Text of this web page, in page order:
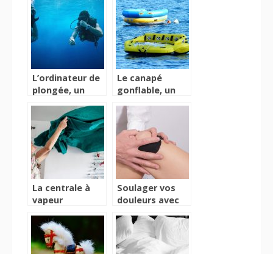
connectée
change notre
vision de la
santé ?
se divertir dans
l’eau
L’ordinateur de
plongée, un
pour avoir
toutes les
informations
lors de votre
plongé
Le canapé
gonflable, un
répondre à
certaines
normes pour
une bonne
utilisation
La centrale à
vapeur
pour un parfait
repassage
Soulager vos
douleurs avec